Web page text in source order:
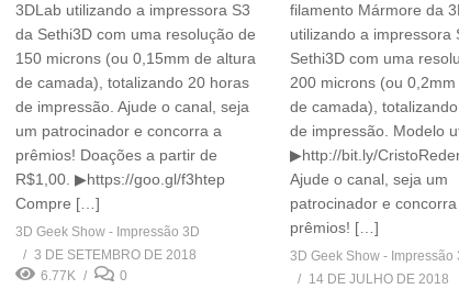
3DLab utilizando a impressora S3
da Sethi3D com uma resolução de
150 microns (ou 0,15mm de altura
de camada), totalizando 20 horas
de impressão. Ajude o canal, seja
um patrocinador e concorra a
prêmios! Doações a partir de
R$1,00. ▶https://goo.gl/f3htep
Compre […]
3D Geek Show - Impressão 3D
3 DE SETEMBRO DE 2018
6.77K
0
filamento Mármore da
utilizando a impressora
Sethi3D com uma
200 microns (ou
de camada),
de impressão. Modelo
▶http://bit.ly/
Ajude o canal, seja um
patrocinador e
prêmios! […]
3D Geek Show - Impressão
14 DE JULHO DE 2018